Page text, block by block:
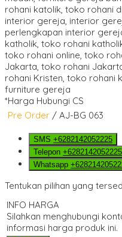
*Harga Hubungi CS
Pre Order / AJ-BG 063
SMS +6282142052225
Telepon +6282142052225
Whatsapp
Tentukan pilihan yang
INFO HARGA
Silahkan menghubungi
informasi harga produk ini.